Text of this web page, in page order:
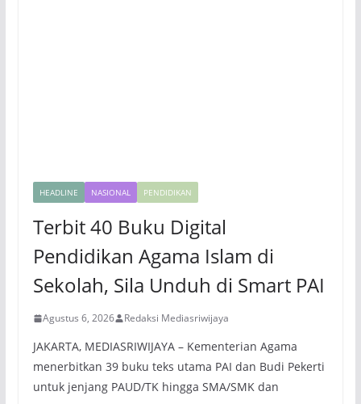
HEADLINE NASIONAL PENDIDIKAN
Terbit 40 Buku Digital
Pendidikan Agama Islam di
Sekolah, Sila Unduh di Smart PAI
Agustus 6, 2026 Redaksi Mediasriwijaya
JAKARTA, MEDIASRIWIJAYA – Kementerian Agama
menerbitkan 39 buku teks utama PAI dan Budi Pekerti
untuk jenjang PAUD/TK hingga SMA/SMK dan